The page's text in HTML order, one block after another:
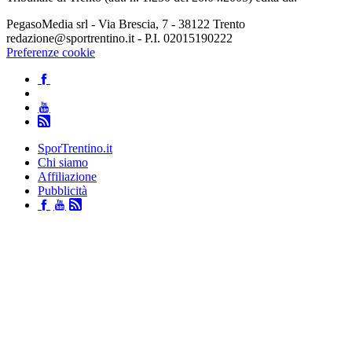
PegasoMedia srl - Via Brescia, 7 - 38122 Trento
redazione@sportrentino.it - P.I. 02015190222
Preferenze cookie
SporTrentino.it
Chi siamo
Affiliazione
Pubblicità